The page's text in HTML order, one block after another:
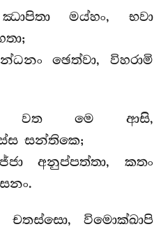
ඣාපිතා මය්හං, භවා
ඡෙත්වා, විහරාමි
වත මෙ ආසි,
සන්තිකෙ;
අනුප්පත්තා, කතං
චතස්සො, විමොක්ඛාපි